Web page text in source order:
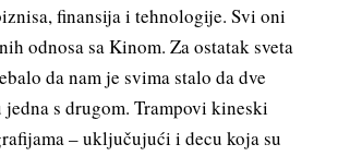
finansija i tehnologije. Svi oni
odnosa sa Kinom. Za ostatak sveta
da nam je svima stalo da dve
s drugom. Trampovi kineski
– uključujući i decu koja su